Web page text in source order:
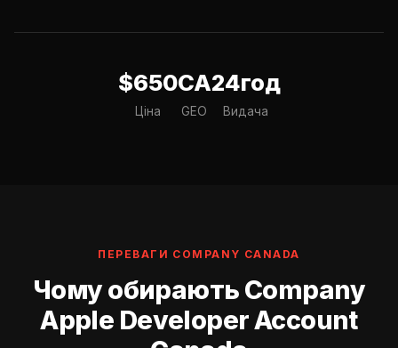
$650
Ціна
CA
GEO
24год
Видача
ПЕРЕВАГИ COMPANY CANADA
Чому обирають Company
Apple Developer Account